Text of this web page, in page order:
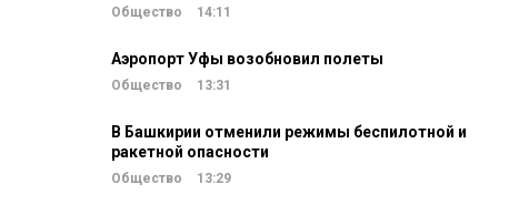
Общество 14:11
Аэропорт Уфы возобновил полеты
Общество 13:31
В Башкирии отменили режимы беспилотной и
ракетной опасности
Общество 13:29